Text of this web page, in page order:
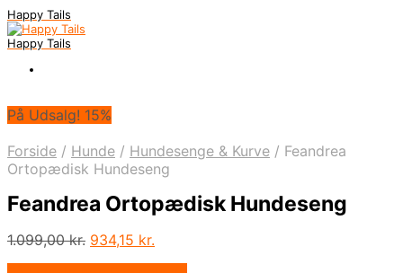
Happy Tails
Happy Tails
På Udsalg! 15%
Forside / Hunde / Hundesenge & Kurve / Feandrea
Ortopædisk Hundeseng
Feandrea Ortopædisk Hundeseng
1.099,00kr. Den
934,15 kr.